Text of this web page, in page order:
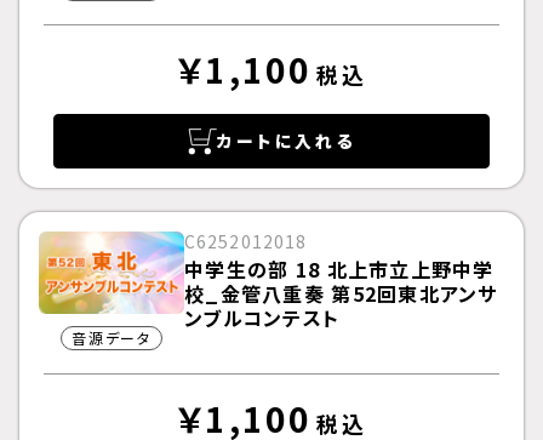
￥1,100 税込
カートに入れる
音源データ
C6252012018
中学生の部 18 北上市立上野中学
校_金管八重奏 第52回東北アンサ
ンブルコンテスト
￥1,100 税込